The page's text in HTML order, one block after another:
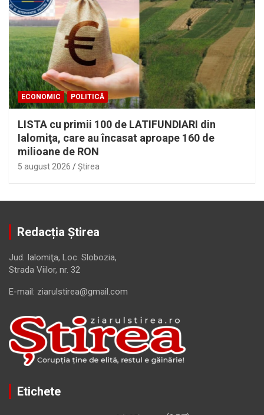
ECONOMIC POLITICĂ
LISTA cu primii 100 de LATIFUNDIARI din
Ialomiţa, care au încasat aproape 160 de
milioane de RON
5 august 2026 Ştirea
Redacția Știrea
Jud. Ialomiţa, Loc. Slobozia,
Strada Viilor, nr. 32
E-mail: ziarulstirea@gmail.com
Etichete